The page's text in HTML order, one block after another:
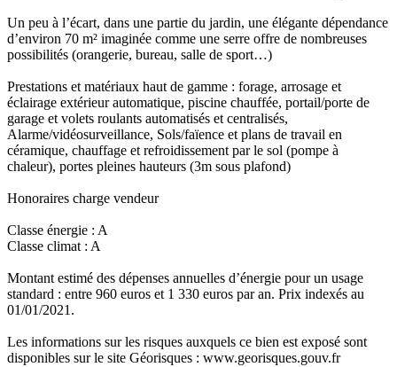
Un peu à l’écart, dans une partie du jardin, une élégante dépendance
d’environ 70 m² imaginée comme une serre offre de nombreuses
possibilités (orangerie, bureau, salle de sport…)
Prestations et matériaux haut de gamme : forage, arrosage et
éclairage extérieur automatique, piscine chauffée, portail/porte de
garage et volets roulants automatisés et centralisés,
Alarme/vidéosurveillance, Sols/faïence et plans de travail en
céramique, chauffage et refroidissement par le sol (pompe à
chaleur), portes pleines hauteurs (3m sous plafond)
Honoraires charge vendeur
Classe énergie : A
Classe climat : A
Montant estimé des dépenses annuelles d’énergie pour un usage
standard : entre 960 euros et 1 330 euros par an. Prix indexés au
01/01/2021.
Les informations sur les risques auxquels ce bien est exposé sont
disponibles sur le site Géorisques : www.georisques.gouv.fr